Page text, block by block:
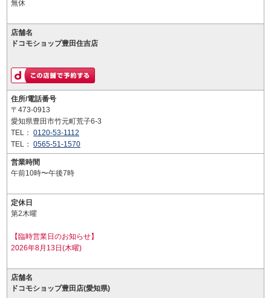
無休
店舗名
ドコモショップ豊田住吉店
住所/電話番号
〒473-0913
愛知県豊田市竹元町荒子6-3
TEL： 0120-53-1112
TEL： 0565-51-1570
営業時間
午前10時〜午後7時
定休日
第2木曜
【臨時営業日のお知らせ】
2026年8月13日(木曜)
店舗名
ドコモショップ豊田店(愛知県)